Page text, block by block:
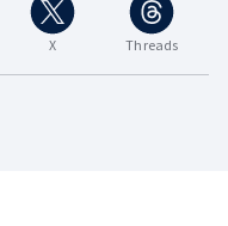
X Threads